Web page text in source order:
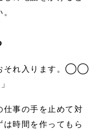
それ入ります。◯◯
仕事の手を止めて対
時間を作ってもら